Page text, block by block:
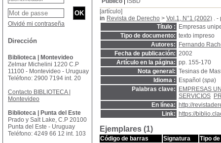
[artículo]
in Revista de Derecho > Vol.1, N°1 (2002) . -
Título :
Empresas
Tipo de documento: texto impreso
Autores:
Fernando
Fecha de publicación: 2002
Artículo en la página: pp. 155-170
Nota general: Tesinas de
Idioma :
Español (spa)
Palabras clave:
EMPRESAS
SERVICIOS
En línea:
http://
Link:
https://
Ejemplares (1)
Código de barras Signatura
Tipo
Olvidé mi contraseña
Dirección
Biblioteca | Montevideo
Zelmar Michelini 1220 C.P
11100 - Montevideo - Uruguay
Teléfono: 2900 7194 int. 20
Contacto BIBLIOTECA |
Montevideo
Biblioteca | Punta del Este
Prado y Salt Lake, C.P 20100
Punta del Este - Uruguay
Teléfono: 4249 66 12 int. 103